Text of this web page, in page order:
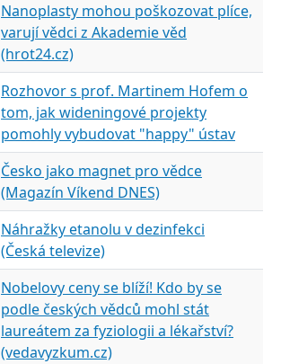
Nanoplasty mohou poškozovat plíce,
varují vědci z Akademie věd
(hrot24.cz)
Rozhovor s prof. Martinem Hofem o
tom, jak wideningové projekty
pomohly vybudovat "happy" ústav
Česko jako magnet pro vědce
(Magazín Víkend DNES)
Náhražky etanolu v dezinfekci
(Česká televize)
Nobelovy ceny se blíží! Kdo by se
podle českých vědců mohl stát
laureátem za fyziologii a lékařství?
(vedavyzkum.cz)